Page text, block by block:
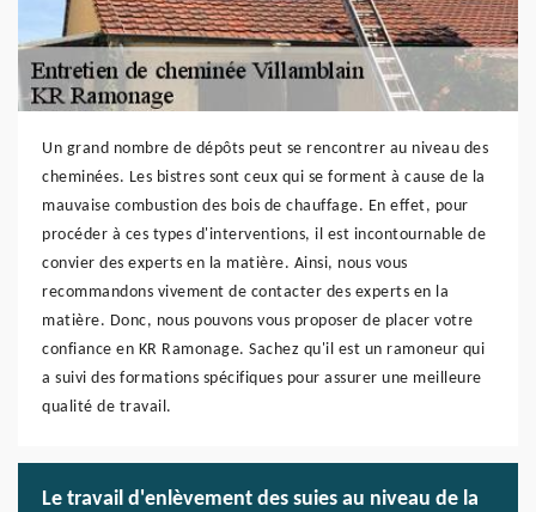
Un grand nombre de dépôts peut se rencontrer au niveau des
cheminées. Les bistres sont ceux qui se forment à cause de la
mauvaise combustion des bois de chauffage. En effet, pour
procéder à ces types d'interventions, il est incontournable de
convier des experts en la matière. Ainsi, nous vous
recommandons vivement de contacter des experts en la
matière. Donc, nous pouvons vous proposer de placer votre
confiance en KR Ramonage. Sachez qu'il est un ramoneur qui
a suivi des formations spécifiques pour assurer une meilleure
qualité de travail.
Le travail d'enlèvement des suies au niveau de la